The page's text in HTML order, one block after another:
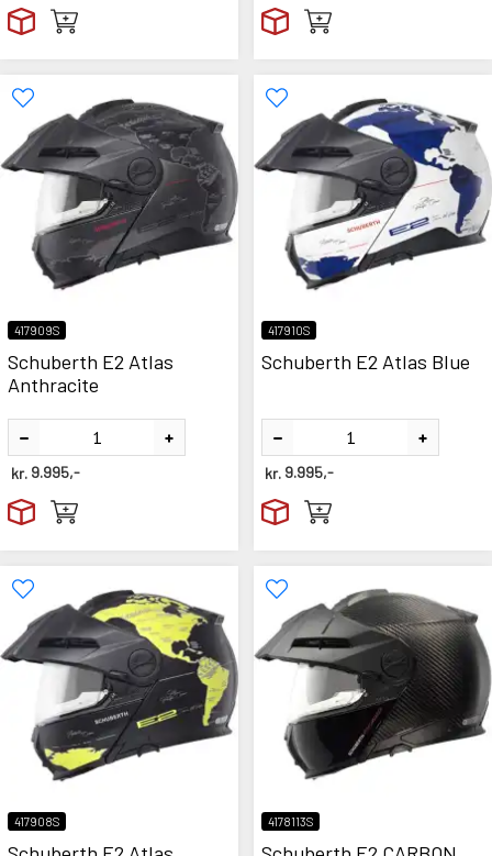
417909S
Schuberth E2 Atlas
Anthracite
kr. 9.995,-
417910S
Schuberth E2 Atlas Blue
kr. 9.995,-
417908S 4178113S